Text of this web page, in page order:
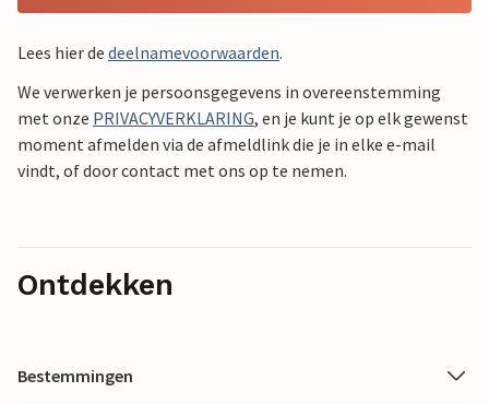
Lees hier de deelnamevoorwaarden.
We verwerken je persoonsgegevens in overeenstemming
met onze PRIVACYVERKLARING, en je kunt je op elk gewenst
moment afmelden via de afmeldlink die je in elke e-mail
vindt, of door contact met ons op te nemen.
Ontdekken
Bestemmingen